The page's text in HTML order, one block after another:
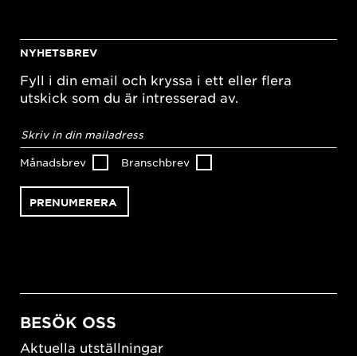
NYHETSBREV
Fyll i din email och kryssa i ett eller flera
utskick som du är intresserad av.
postadress*
Månadsbrev Branschbrev
BESÖK OSS
Aktuella utställningar